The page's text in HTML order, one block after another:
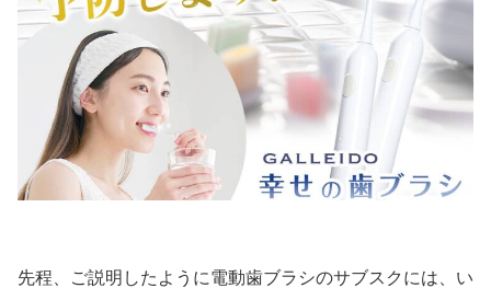
先程、ご説明したように電動歯ブラシのサブスクには、い